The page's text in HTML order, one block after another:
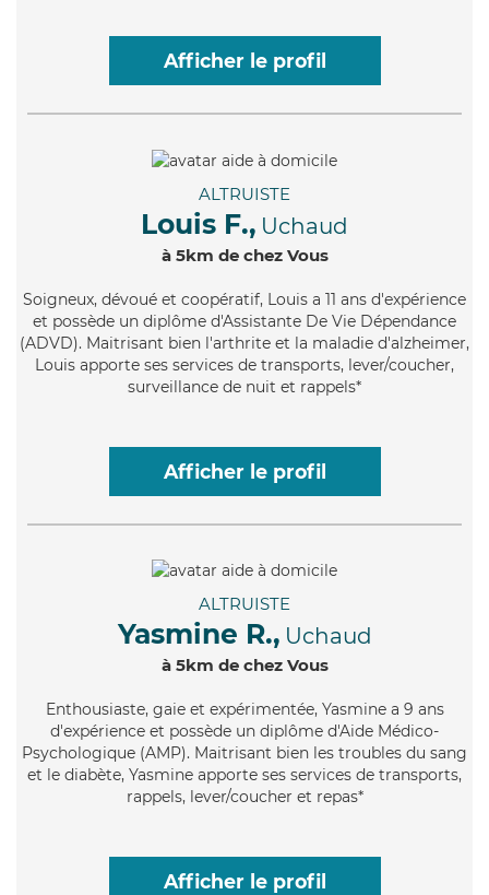
Afficher le profil
ALTRUISTE
Louis F., Uchaud
à 5km de chez Vous
Soigneux, dévoué et coopératif, Louis a 11 ans d'expérience
et possède un diplôme d'Assistante De Vie Dépendance
(ADVD). Maitrisant bien l'arthrite et la maladie d'alzheimer,
Louis apporte ses services de transports, lever/coucher,
surveillance de nuit et rappels*
Afficher le profil
ALTRUISTE
Yasmine R., Uchaud
à 5km de chez Vous
Enthousiaste, gaie et expérimentée, Yasmine a 9 ans
d'expérience et possède un diplôme d'Aide Médico-
Psychologique (AMP). Maitrisant bien les troubles du sang
et le diabète, Yasmine apporte ses services de transports,
rappels, lever/coucher et repas*
Afficher le profil